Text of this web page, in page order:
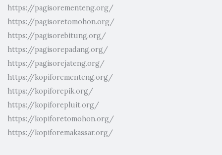
https://pagisorementeng.org/
https://pagisoretomohon.org/
https://pagisorebitung.org/
https://pagisorepadang.org/
https://pagisorejateng.org/
https://kopiforementeng.org/
https://kopiforepik.org/
https://kopiforepluit.org/
https://kopiforetomohon.org/
https://kopiforemakassar.org/